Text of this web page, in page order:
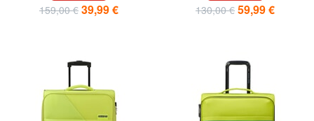
159,00 € 39,99 € 130,00 € 59,99 €